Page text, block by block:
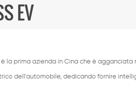
EV
la prima azienda in Cina che è
dell'automobile, dedicando fornire